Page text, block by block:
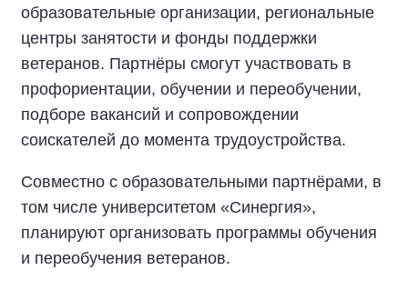
образовательные организации, региональные
центры занятости и фонды поддержки
ветеранов. Партнёры смогут участвовать в
профориентации, обучении и переобучении,
подборе вакансий и сопровождении
соискателей до момента трудоустройства.
Совместно с образовательными партнёрами, в
том числе университетом «Синергия»,
планируют организовать программы обучения
и переобучения ветеранов.